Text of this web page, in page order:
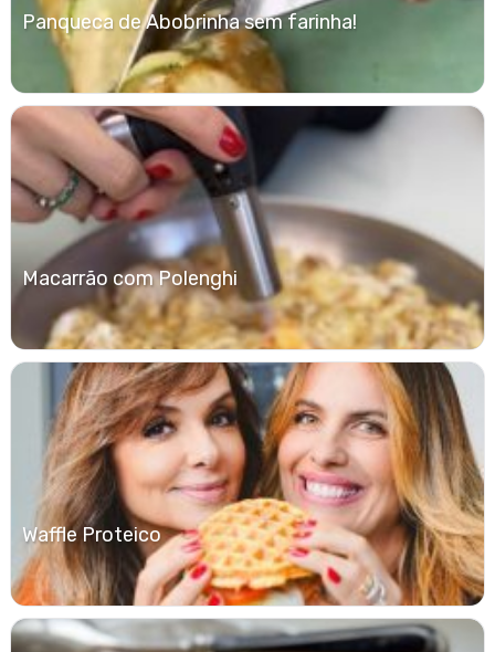
Panqueca de Abobrinha sem farinha!
Macarrão com Polenghi
Waffle Proteico